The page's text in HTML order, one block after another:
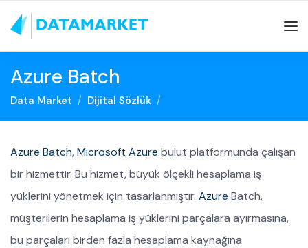
Azure Batch
Data Market Dijital Sözlük
Azure Batch,Microsoft Azure bulut platformunda çalışan
bir hizmettir. Bu hizmet, büyük ölçekli hesaplama iş
yüklerini yönetmek için tasarlanmıştır. Azure Batch,
müşterilerin hesaplama iş yüklerini parçalara ayırmasına,
bu parçaları birden fazla hesaplama kaynağına